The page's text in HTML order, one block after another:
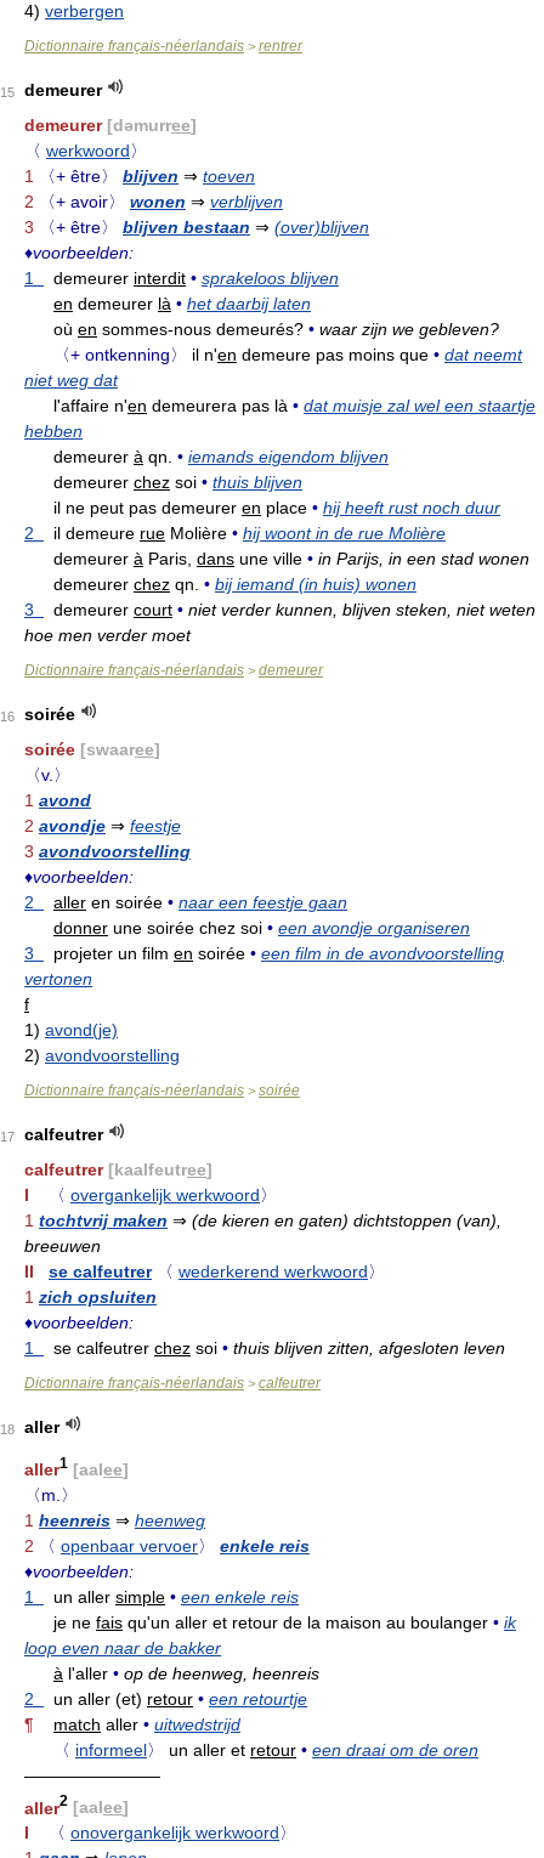
4) verbergen
Dictionnaire français-néerlandais > rentrer
15
demeurer
demeurer [dəmurree]
〈 werkwoord〉
1
〈+ être〉 blijven ⇒ toeven
2
〈+ avoir〉 wonen ⇒ verblijven
3
〈+ être〉 blijven bestaan ⇒ (over)blijven
♦voorbeelden:
1
demeurer interdit • sprakeloos blijven
en demeurer là • het daarbij laten
où en sommes-nous demeurés? • waar zijn we gebleven?
〈+ ontkenning〉 il n'en demeure pas moins que • dat neemt
niet weg dat
l'affaire n'en demeurera pas là • dat muisje zal wel een staartje
hebben
demeurer à qn. • iemands eigendom blijven
demeurer chez soi • thuis blijven
il ne peut pas demeurer en place • hij heeft rust noch duur
2
il demeure rue Molière • hij woont in de rue Molière
demeurer à Paris, dans une ville • in Parijs, in een stad wonen
demeurer chez qn. • bij iemand (in huis) wonen
3
demeurer court • niet verder kunnen, blijven steken, niet weten
hoe men verder moet
Dictionnaire français-néerlandais > demeurer
16
soirée
soirée [swaaree]
〈v.〉
1 avond
2 avondje ⇒ feestje
3 avondvoorstelling
♦voorbeelden:
2
aller en soirée • naar een feestje gaan
donner une soirée chez soi • een avondje organiseren
3
projeter un film en soirée • een film in de avondvoorstelling
vertonen
f
1) avond(je)
2) avondvoorstelling
Dictionnaire français-néerlandais > soirée
17
calfeutrer
calfeutrer [kaalfeutree]
I
〈 overgankelijk werkwoord〉
1 tochtvrij maken ⇒ (de kieren en gaten) dichtstoppen (van),
breeuwen
II
se calfeutrer 〈 wederkerend werkwoord〉
1 zich opsluiten
♦voorbeelden:
1
se calfeutrer chez soi • thuis blijven zitten, afgesloten leven
Dictionnaire français-néerlandais > calfeutrer
18 aller
aller1 [aalee]
〈m.〉
1 heenreis ⇒ heenweg
2
〈 openbaar vervoer〉
enkele reis
♦voorbeelden:
1
un aller simple • een enkele reis
je ne fais qu'un aller et retour de la maison au boulanger • ik
loop even naar de bakker
à l'aller • op de heenweg, heenreis
2
un aller (et) retour • een retourtje
¶
match aller • uitwedstrijd
〈 informeel〉 un aller et retour • een draai om de oren
————————
aller2 [aalee]
I
〈 onovergankelijk werkwoord〉